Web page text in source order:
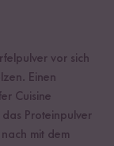
vor sich
Einen
Cuisine
Proteinpulver
mit dem